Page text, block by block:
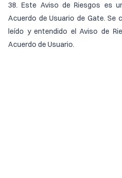
38. Este Aviso de Riesgos es
Acuerdo de Usuario de Gate. Se
leído y entendido el Aviso de
Acuerdo de Usuario.